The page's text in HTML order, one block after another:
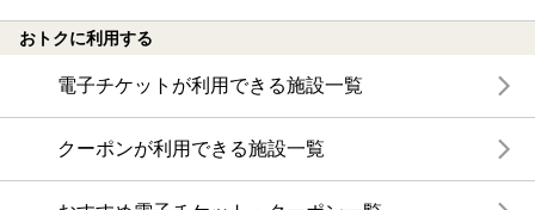
おトクに利用する
電子チケットが利用できる施設一覧
クーポンが利用できる施設一覧